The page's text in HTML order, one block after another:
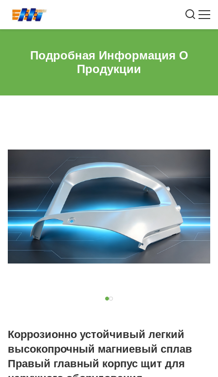
Подробная Информация О
Продукции
Коррозионно устойчивый легкий
высокопрочный магниевый сплав
Правый главный корпус щит для